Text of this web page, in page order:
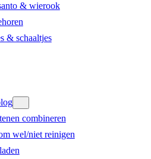
& wierook
& schaaltjes
combineren
wel/niet reinigen